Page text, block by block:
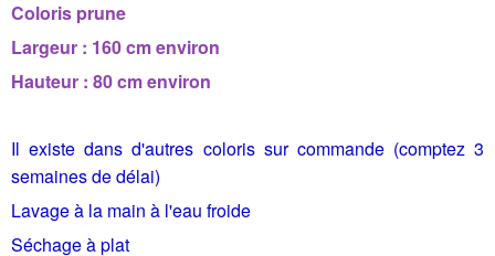
Coloris prune
Largeur : 160 cm environ
Hauteur : 80 cm environ
Il existe dans d'autres coloris sur commande (comptez 3
semaines de délai)
Lavage à la main à l'eau froide
Séchage à plat